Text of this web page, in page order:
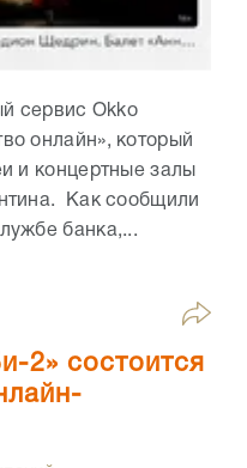
сервис Оkko
онлайн», который
и концертные залы
Как сообщили
банка,...
2» состоится